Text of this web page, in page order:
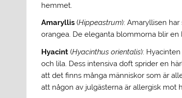
hemmet.
Amaryllis (Hippeastrum): Amaryllisen
orangea. De eleganta blommorna blir
Hyacint (Hyacinthus orientalis):
och lila. Dess intensiva doft sprider en
att det finns många människor som är
att någon av julgästerna är allergisk mot